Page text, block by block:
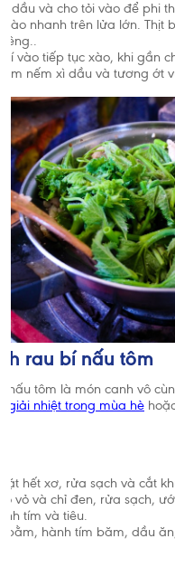
dầu và cho tỏi vào để phi
xào nhanh trên lửa lớn. Thịt
bí vào tiếp tục xào, khi gần
nêm nếm xì dầu và tương ớt
rau bí nấu tôm
nấu tôm là món canh vô
giải nhiệt trong mùa hè
hết xơ, rửa sạch và cắt
bỏ vỏ và chỉ đen, rửa sạch,
tím và tiêu.
bằm, hành tím băm, dầu